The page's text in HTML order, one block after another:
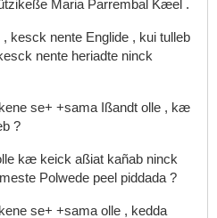
Maria Parrembal Kæel .
, kesck nente Englide , kui tulleb
nente heriadte ninck
se+ +sama Ißandt olle , kæ
?
kæ keick aßiat kañab ninck
Polwede peel piddada ?
se+ +sama olle , kedda